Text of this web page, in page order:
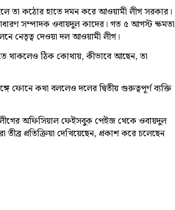
তা কঠোর হাতে দমন করে আওয়ামী লীগ সরকার।
সম্পাদক ওবায়দুল কাদের। গত ৫ আগস্ট ক্ষমতা
নেতৃত্ব দেওয়া দল আওয়ামী লীগ।
থাকলেও ঠিক কোথায়, কীভাবে আছেন, তা
ফোনে কথা বললেও দলের দ্বিতীয় গুরুত্বপূর্ণ ব্যক্তি
অফিসিয়াল ফেইসবুক পেইজ থেকে ওবায়দুল
প্রতিক্রিয়া দেখিয়েছেন, প্রকাশ করে চলেছেন